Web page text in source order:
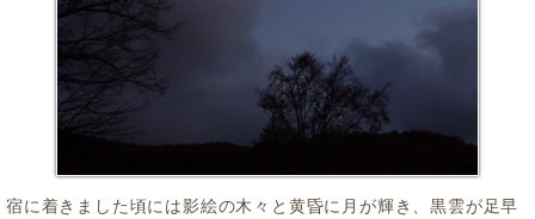
宿に着きました頃には影絵の木々と黄昏に月が輝き、黒雲が足早